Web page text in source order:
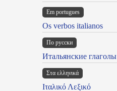
Em portugues
Os verbos italianos
По русски
Итальянские глаголы
Στα ελληνικά
Ιταλικό Λεξικό